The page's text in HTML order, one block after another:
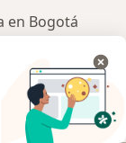
en Bogotá
más
S.A.